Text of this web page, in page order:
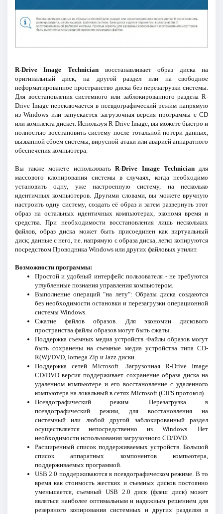
R-Drive Image Technicianвосстанавливает образ диска на
оригинальный диск, на другой раздел или на свободное
неформатированное пространство диска без перезагрузки системы.
Для восстановления системного или заблокированного раздела R-
Drive Image переключается в псевдографический режим напрямую
из Windows или запускается загрузочная версия программы с CD
или комплекта дискет. Используя R-Drive Image, вы можете быстро и
полностью восстановить систему после тотальной потери данных,
вызванной сбоем системы, вирусной атаки или аварией аппаратного
обеспечения компьютера.
Вы также можете использоватьR-Drive Image Technicianдля
массового клонирования системы в случаях, когда необходимо
установить одну, уже настроенную систему, на несколько
идентичных компьютеров. Другими словами, вы можете вручную
настроить одну систему, создать её образ и затем развернуть этот
образ на остальных идентичных компьютерах, экономя время и
средства. При необходимости восстановления лишь нескольких
файлов, образ диска может быть присоединен как виртуальный
диск; данные с него, т.е. напрямую с образа диска, легко копируются
посредством Проводника Windows или других файловых утилит.
Возможности программы:
Простой и удобный интерфейс пользователя - не требуются
углубленные познания управления компьютером.
Выполнение операций "на лету": Образы диска создаются
без необходимости остановки и перезагрузки операционной
системы Windows.
Сжатие файлов образов. Для экономии дискового
пространства файлы образов могут быть сжаты.
Поддержка съемных медиа устройств. Файлы образов могут
быть сохранены на съемные медиа устройства типа CD-
R(W)/DVD, Iomega Zip и Jazz диски.
Поддержка сетей Microsoft. Загрузочная R-Drive Image
CD/DVD версия поддерживает сохранение образа диска на
удаленном компьютере и его восстановление с удаленного
компьютера на локальный в сетях Microsoft (CIFS протокол).
Псевдографический режим. Перезагрузка в
псевдографический режим, для восстановления на
системный или любой другой заблокированный раздел
осуществляется непосредственно из Windows. Нет
необходимости использования загрузочного CD/DVD.
Расширенный список поддерживаемых устройств. Большой
список аппаратных компонентов компьютера,
поддерживаемых программой.
USB 2.0 поддерживаются в псевдографическом режиме. В то
время как стоимость жестких и съемных дисков постоянно
уменьшается, съемный USB 2.0 диск (флеш диск) может
являться наиболее оптимальным и надежным решением для
резервного копирования системных и других разделов в